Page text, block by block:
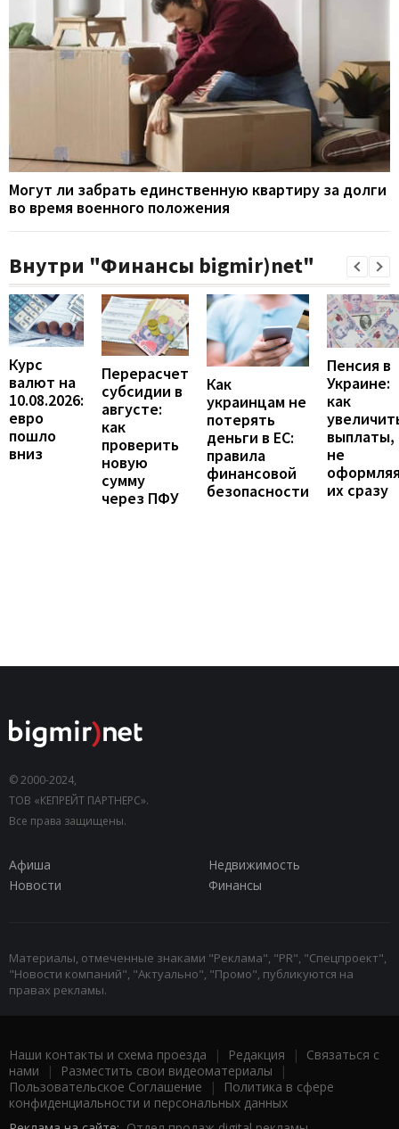
Могут ли забрать единственную квартиру за долги
во время военного положения
Внутри "Финансы bigmir)net"
Курс
валют на
10.08.2026:
евро
пошло
вниз
Перерасчет
субсидии в
августе:
как
проверить
новую
сумму
через ПФУ
Как
украинцам не
потерять
деньги в ЕС:
правила
финансовой
безопасности
Пенсия в
Украине:
как
выплаты,
не
их сразу
© 2000-2024,
ТОВ «КЕПРЕЙТ ПАРТНЕРС».
Все права защищены.
Афиша
Недвижимость
Новости
Финансы
Материалы, отмеченные знаками "Реклама", "PR", "Спецпроект",
"Новости компаний", "Актуально", "Промо", публикуются на
правах рекламы.
Наши контакты и схема проезда | Редакция | Связаться с
нами | Разместить свои видеоматериалы |
Пользовательское Соглашение |
Политика в сфере
конфиденциальности и персональных данных